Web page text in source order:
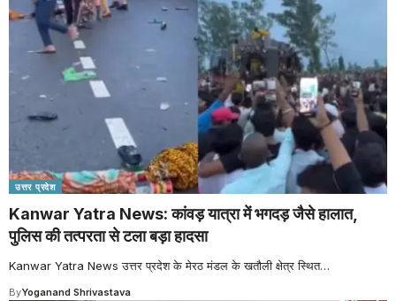
उत्तर प्रदेश
Kanwar Yatra News: कांवड़ यात्रा में भगदड़ जैसे हालात,
पुलिस की तत्परता से टला बड़ा हादसा
Kanwar Yatra News उत्तर प्रदेश के मेरठ मंडल के खतौली क्षेत्र स्थित…
ByYoganand Shrivastava